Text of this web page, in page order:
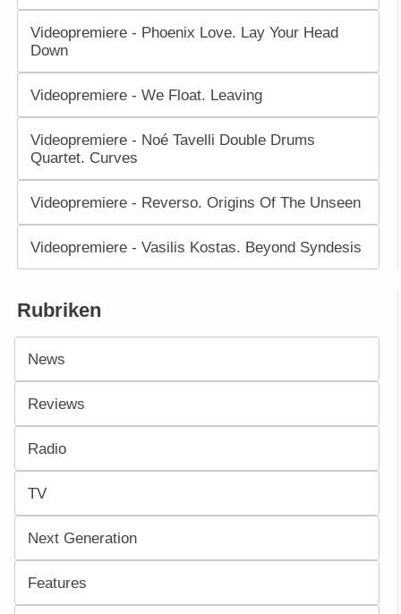
Videopremiere - Phoenix Love. Lay Your Head
Down
Videopremiere - We Float. Leaving
Videopremiere - Noé Tavelli Double Drums
Quartet. Curves
Videopremiere - Reverso. Origins Of The Unseen
Videopremiere - Vasilis Kostas. Beyond Syndesis
Rubriken
News
Reviews
Radio
TV
Next Generation
Features